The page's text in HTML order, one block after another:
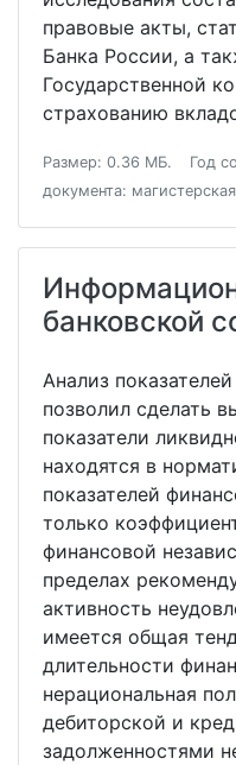
правовые акты,
Банка России, а
Государственной
страхованию
Размер: 0.36 МБ. Год
документа:
банковской
Анализ
позволил сделать
показатели
находятся в
показателей
только
финансовой
пределах
активность
имеется общая
длительности
нерациональная
дебиторской и
задолженностями